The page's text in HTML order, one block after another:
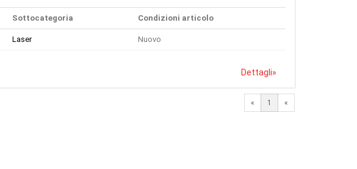
Sottocategoria Condizioni articolo
Laser Nuovo
Dettagli»
« 1 «